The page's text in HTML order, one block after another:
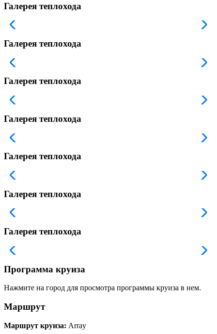
Галерея теплохода
Галерея теплохода
Галерея теплохода
Галерея теплохода
Галерея теплохода
Галерея теплохода
Галерея теплохода
Программа круиза
Нажмите на город для просмотра программы круиза в нем.
Маршрут
Маршрут круиза: Array